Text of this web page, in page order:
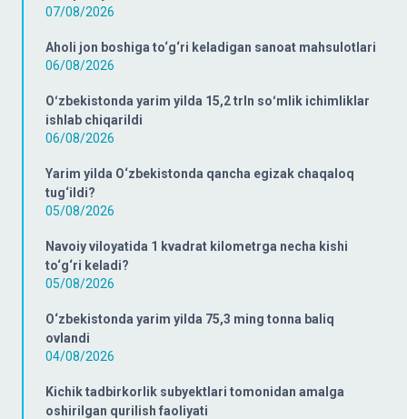
07/08/2026
Aholi jon boshiga to‘g‘ri keladigan sanoat mahsulotlari
06/08/2026
Oʻzbekistonda yarim yilda 15,2 trln soʻmlik ichimliklar
ishlab chiqarildi
06/08/2026
Yarim yilda O‘zbekistonda qancha egizak chaqaloq
tug‘ildi?
05/08/2026
Navoiy viloyatida 1 kvadrat kilometrga necha kishi
to‘g‘ri keladi?
05/08/2026
O‘zbekistonda yarim yilda 75,3 ming tonna baliq
ovlandi
04/08/2026
Kichik tadbirkorlik subyektlari tomonidan amalga
oshirilgan qurilish faoliyati